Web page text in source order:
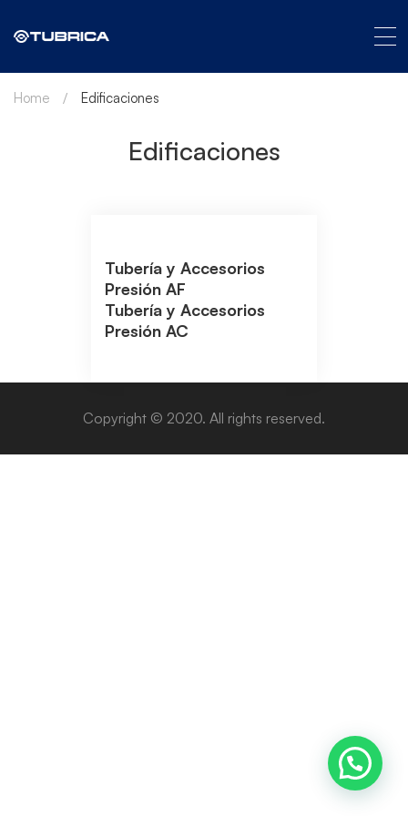
Edificaciones
Home Edificaciones
Tubería y Accesorios
Presión AF
Tubería y Accesorios
Presión AC
Copyright © 2020. All rights reserved.